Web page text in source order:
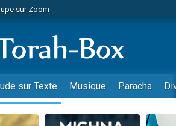
sur Zoom
WhatsApp
WhatsApp
pour Reloger Rivka, 6 enfants, victime de
1 Journée de Vacances Pour les Enfants
sur Texte Musique Paracha